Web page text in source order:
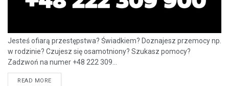
Jesteś ofiarą przestępstwa? Świadkiem? Doznajesz przemocy np.
w rodzinie? Czujesz się osamotniony? Szukasz pomocy?
Zadzwoń na numer +48 222 309...
READ MORE